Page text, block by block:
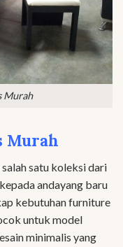
Murah
Murah
satu koleksi dari
andayang baru
kebutuhan furniture
untuk model
minimalis yang